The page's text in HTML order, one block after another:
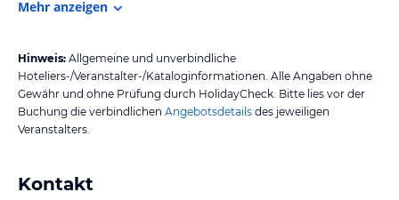
Mehr anzeigen
Hinweis: Allgemeine und unverbindliche
Hoteliers-/Veranstalter-/Kataloginformationen. Alle Angaben ohne
Gewähr und ohne Prüfung durch HolidayCheck. Bitte lies vor der
Buchung die verbindlichen Angebotsdetails des jeweiligen
Veranstalters.
Kontakt